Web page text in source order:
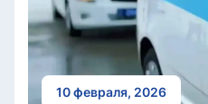
10 февраля, 2026